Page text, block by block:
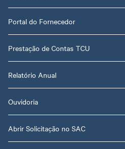
Portal do Fornecedor
Prestação de Contas TCU
Relatório Anual
Ouvidoria
Abrir Solicitação no SAC